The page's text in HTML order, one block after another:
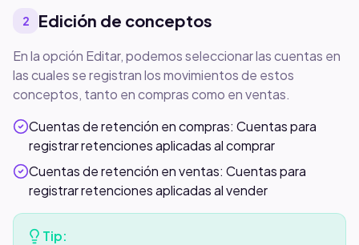
2 Edición de conceptos
En la opción Editar, podemos seleccionar las cuentas en
las cuales se registran los movimientos de estos
conceptos, tanto en compras como en ventas.
Cuentas de retención en compras: Cuentas para
registrar retenciones aplicadas al comprar
Cuentas de retención en ventas: Cuentas para
registrar retenciones aplicadas al vender
Tip: